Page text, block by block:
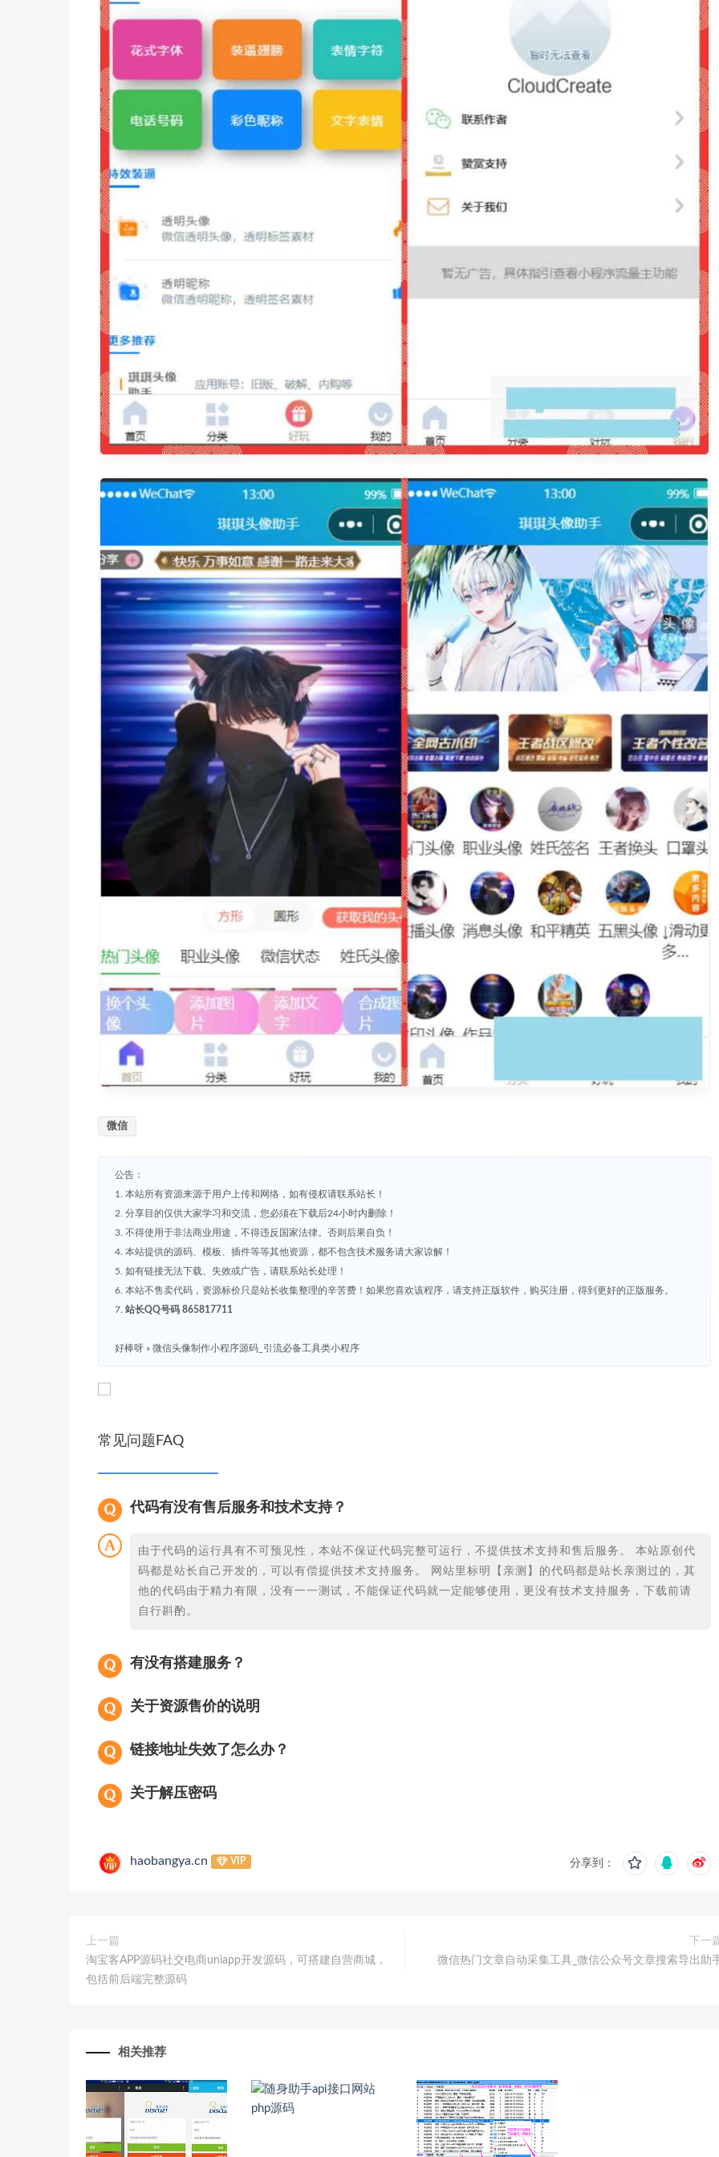
微信
公告：
1. 本站所有资源来源于用户上传和网络，如有侵权请联系站长！
2. 分享目的仅供大家学习和交流，您必须在下载后24小时内删除！
3. 不得使用于非法商业用途，不得违反国家法律。否则后果自负！
4. 本站提供的源码、模板、插件等等其他资源，都不包含技术服务请大家谅解！
5. 如有链接无法下载、失效或广告，请联系站长处理！
6. 本站不售卖代码，资源标价只是站长收集整理的辛苦费！如果您喜欢该程序，请支持正版软件，购买注册，得到更好的正版服务。
7. 站长QQ号码 865817711
好棒呀 » 微信头像制作小程序源码_引流必备工具类小程序
常见问题FAQ
代码有没有售后服务和技术支持？
由于代码的运行具有不可预见性，本站不保证代码完整可运行，不提供技术支持和售后服务。 本站原创代
码都是站长自己开发的，可以有偿提供技术支持服务。 网站里标明【亲测】的代码都是站长亲测过的，其
他的代码由于精力有限，没有一一测试，不能保证代码就一定能够使用，更没有技术支持服务，下载前请
自行斟酌。
有没有搭建服务？
关于资源售价的说明
链接地址失效了怎么办？
关于解压密码
haobangya.cn VIP 分享到：
上一篇
淘宝客APP源码社交电商uniapp开发源码，可搭建自营商城，
包括前后端完整源码
下一
微信热门文章自动采集工具_微信公众号文章搜索导出助
相关推荐